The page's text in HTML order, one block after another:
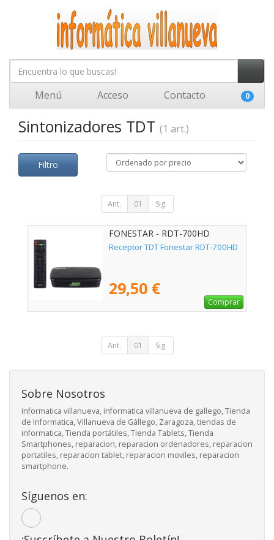
Menú Acceso Contacto 0
Sintonizadores TDT (1 art.)
Filtro
Ant. 01 Sig.
FONESTAR - RDT-700HD
Receptor TDT Fonestar RDT-700HD
29,50 €
Comprar
Ant. 01 Sig.
Sobre Nosotros
informatica villanueva, informatica villanueva de gallego, Tienda
de Informatica, Villanueva de Gállego, Zaragoza, tiendas de
informatica, Tienda portátiles, Tienda Tablets, Tienda
Smartphones, reparacion, reparacion ordenadores, reparacion
portatiles, reparacion tablet, reparacion moviles, reparacion
smartphone.
Síguenos en: